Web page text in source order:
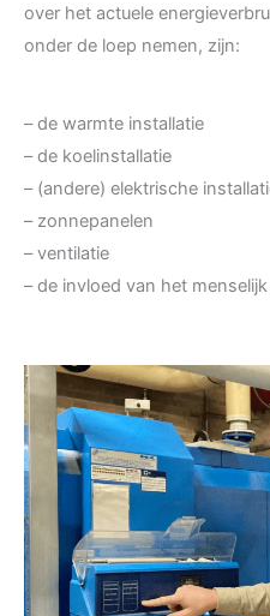
over het actuele
onder de loep nemen, zijn:
– de warmte installatie
– de koelinstallatie
– (andere) elektrische
– zonnepanelen
– ventilatie
– de invloed van het